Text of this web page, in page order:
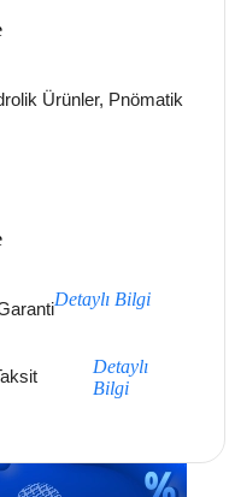
Ürünler, Pnömatik
Detaylı Bilgi
Detaylı
Bilgi